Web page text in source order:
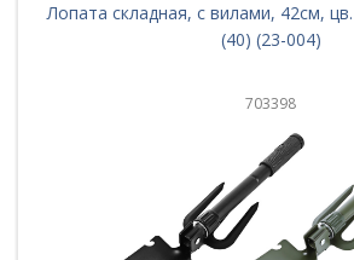
Лопата складная, с вилами, 42см,
(40) (23-004)
703398